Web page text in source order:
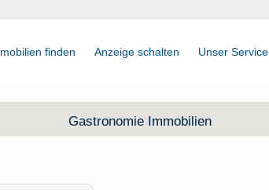
finden Anzeige schalten Unser Service
Gastronomie Immobilien